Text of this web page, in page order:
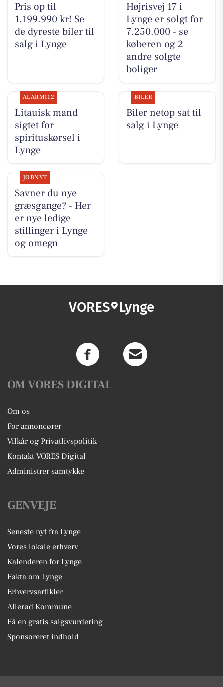
Pris op til
1.199.990 kr! Se
de dyreste biler til
salg i Lynge
Højrisvej 17 i
Lynge er solgt for
7.250.000 - se
køberen og 2
andre solgte
boliger
ALARM112
Litauisk mand
sigtet for
spirituskørsel i
Lynge
BILER
Biler netop sat til
salg i Lynge
JOBNYT
Savner du nye
græsgange? - Her
er nye ledige
stillinger i Lynge
og omegn
VORES Lynge
OM VORES DIGITAL
Om os
For annoncører
Vilkår og Privatlivspolitik
Kontakt VORES Digital
Administrer samtykke
GENVEJE
Seneste nyt fra Lynge
Vores lokale erhverv
Kalenderen for Lynge
Fakta om Lynge
Erhvervsartikler
Allerød Kommune
Få en gratis salgsvurdering
Sponsoreret indhold